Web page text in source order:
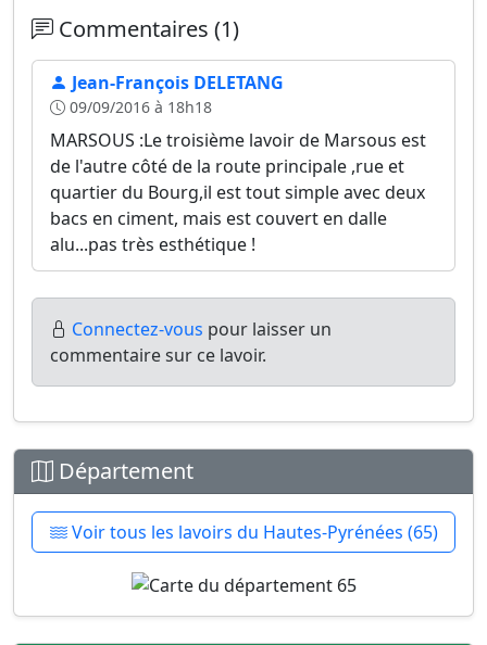
Commentaires (1)
Jean-François DELETANG
09/09/2016 à 18h18
MARSOUS :Le troisième lavoir de Marsous est
de l'autre côté de la route principale ,rue et
quartier du Bourg,il est tout simple avec deux
bacs en ciment, mais est couvert en dalle
alu...pas très esthétique !
Connectez-vous pour laisser un
commentaire sur ce lavoir.
Département
Voir tous les lavoirs du Hautes-Pyrénées (65)